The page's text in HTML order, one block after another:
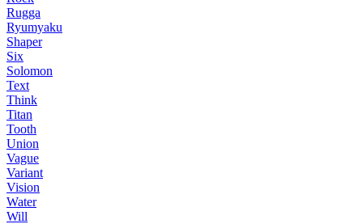
Rugga
Ryumyaku
Shaper
Six
Solomon
Text
Think
Titan
Tooth
Union
Vague
Variant
Vision
Water
Will